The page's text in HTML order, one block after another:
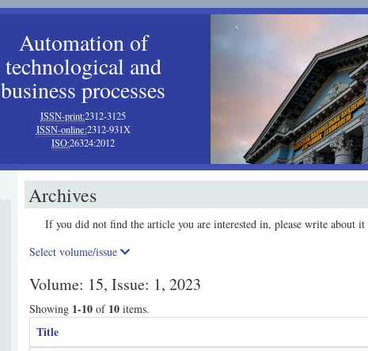
Automation of
technological and
business processes
ISSN-print:2312-3125
ISSN-online:2312-931X
ISO:26324:2012
‹
Archives
If you did not find the article you are interested in, please write about it
Select volume/issue
Volume: 15, Issue: 1, 2023
Showing 1-10of 10items.
Title